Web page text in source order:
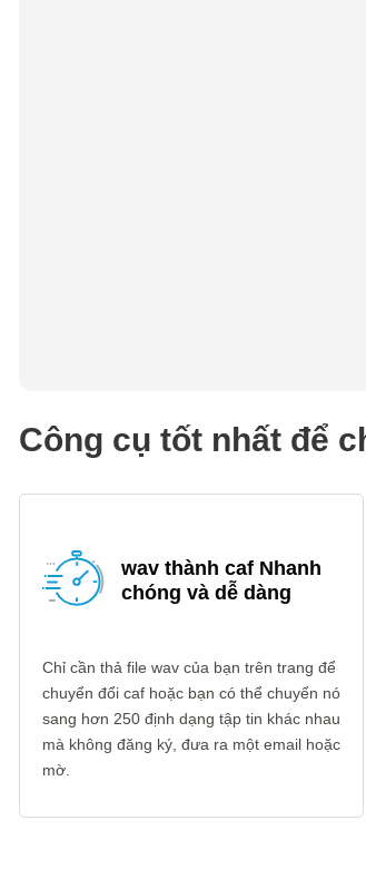
Công cụ tốt nhất để
wav thành caf Nhanh
chóng và dễ dàng
Chỉ cần thả file wav của bạn trên trang để
chuyển đổi caf hoặc bạn có thể chuyển nó
sang hơn 250 định dạng tập tin khác nhau
mà không đăng ký, đưa ra một email hoặc
mờ.